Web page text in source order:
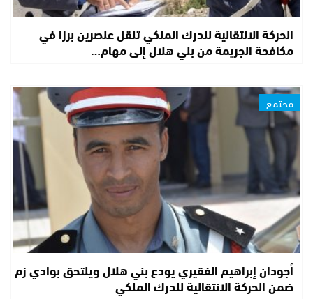
الحركة الانتقالية للدرك الملكي تنقل عنصرين برزا في
مكافحة الجريمة من بني هلال إلى مهام…
مجتمع
أجودان إبراهيم الفقيري يودع بني هلال ويلتحق بوادي زم
ضمن الحركة الانتقالية للدرك الملكي